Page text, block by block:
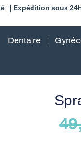
｜Expédition sous
Dentaire